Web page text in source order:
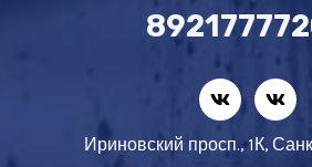
Ириновский просп., 1К,